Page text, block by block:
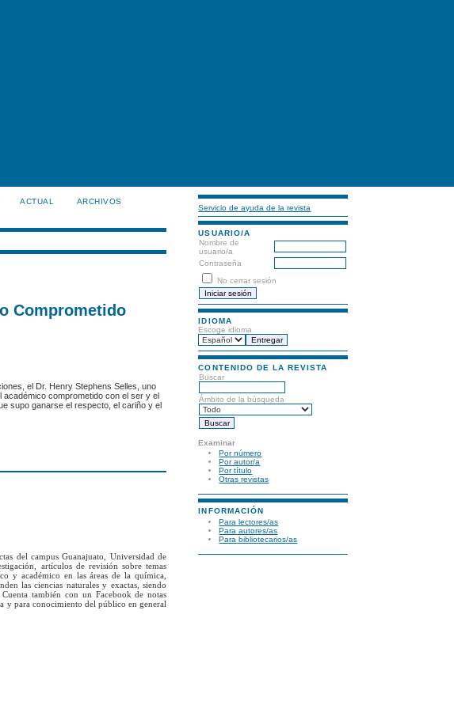
Servicio de ayuda de la revista
USUARIO/A
Nombre de
usuario/a
Contraseña
No cerrar sesión
IDIOMA
Escoge idioma
CONTENIDO DE LA REVISTA
Buscar
Ámbito de la búsqueda
Examinar
Por número
Por autor/a
Por título
Otras revistas
INFORMACIÓN
Para lectores/as
Para autores/as
Para bibliotecarios/as
ACTUAL
ARCHIVOS
Comprometido
el Dr. Henry Stephens Selles, uno
comprometido con el ser y el
supo ganarse el respecto, el cariño y el
del campus Guanajuato, Universidad de
artículos de revisión sobre temas
y académico en las áreas de la química,
las ciencias naturales y exactas, siendo
también con un Facebook de notas
y para conocimiento del público en general